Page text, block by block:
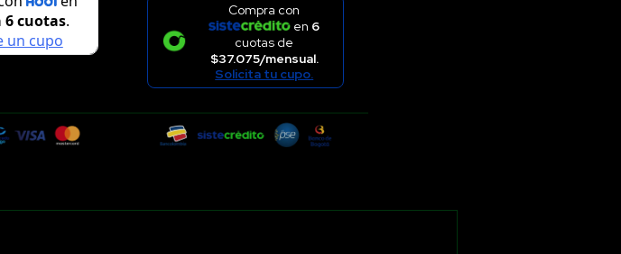
Compra con
en 6
cuotas de
$37.075/mensual.
Solicita tu cupo.